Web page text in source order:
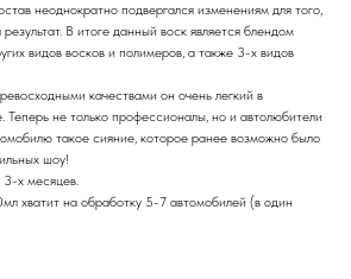
неоднократно подвергался изменениям для того,
В итоге данный воск является блендом
видов восков и полимеров, а также 3-х видов
качествами он очень легкий в
Теперь не только профессионалы, но и автолюбители
такое сияние, которое ранее возможно было
шоу!
х месяцев.
хватит на обработку 5-7 автомобилей (в один